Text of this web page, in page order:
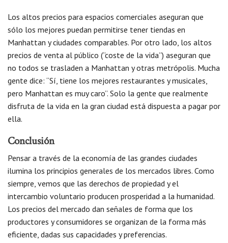
Los altos precios para espacios comerciales aseguran que
sólo los mejores puedan permitirse tener tiendas en
Manhattan y ciudades comparables. Por otro lado, los altos
precios de venta al público (“coste de la vida”) aseguran que
no todos se trasladen a Manhattan y otras metrópolis. Mucha
gente dice: “Sí, tiene los mejores restaurantes y musicales,
pero Manhattan es muy caro”. Solo la gente que realmente
disfruta de la vida en la gran ciudad está dispuesta a pagar por
ella.
Conclusión
Pensar a través de la economía de las grandes ciudades
ilumina los principios generales de los mercados libres. Como
siempre, vemos que las derechos de propiedad y el
intercambio voluntario producen prosperidad a la humanidad.
Los precios del mercado dan señales de forma que los
productores y consumidores se organizan de la forma más
eficiente, dadas sus capacidades y preferencias.